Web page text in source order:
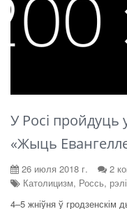
У Росі пройдуць
«Жыць
26 июля 2018 г.
2
Католицизм, Россь,
4–5 жніўня ў гродзенскім